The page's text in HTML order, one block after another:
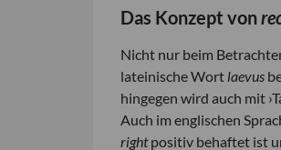
Das Konzept von
Nicht nur beim
lateinische Wort laevus
hingegen wird auch mit
Auch im englischen
rightpositiv behaftet ist